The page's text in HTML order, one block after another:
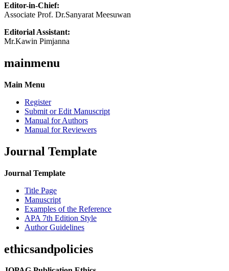
Editor-in-Chief:
Associate Prof. Dr.Sanyarat Meesuwan
Editorial Assistant:
Mr.Kawin Pimjanna
mainmenu
Main Menu
Register
Submit or Edit Manuscript
Manual for Authors
Manual for Reviewers
Journal Template
Journal Template
Title Page
Manuscript
Examples of the Reference
APA 7th Edition Style
Author Guidelines
ethicsandpolicies